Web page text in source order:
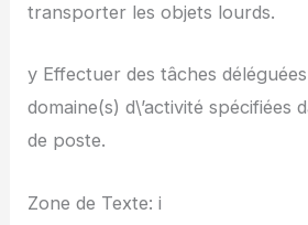
transporter les objets lourds.
y Effectuer des tâches
domaine(s) d\’activité spécifiées
de poste.
Zone de Texte: i